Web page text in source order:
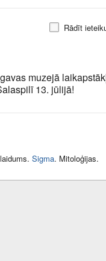
Rādīt
muzejā
13. jūlijā!
Sigma. Mitoloģijas.